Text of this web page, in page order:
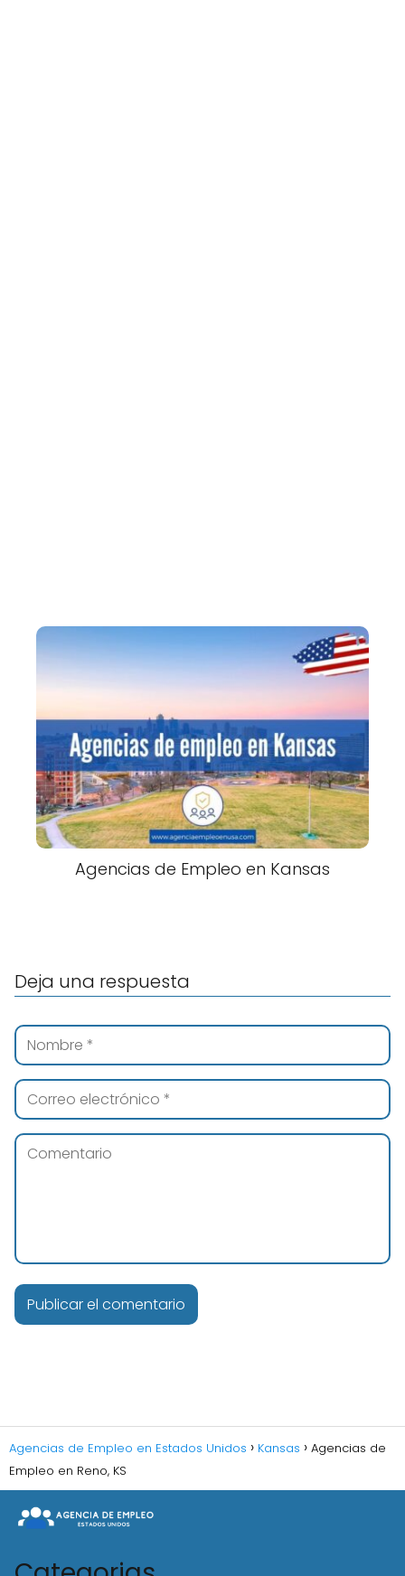
Agencias de Empleo en Kansas
Deja una respuesta
Agencias de Empleo en Estados Unidos Kansas
Agencias de
Empleo en Reno, KS